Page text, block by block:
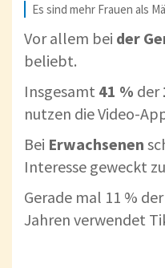
Es sind mehr Frauen als
Vor allem bei der
beliebt.
Insgesamt 41 % der
nutzen die Video-
Bei Erwachsenen
Interesse geweckt
Gerade mal 11 %
Jahren verwendet